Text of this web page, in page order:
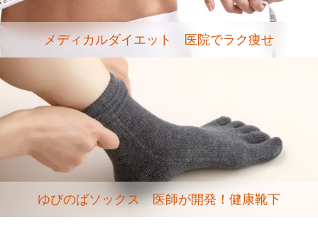
メディカルダイエット 医院でラク痩せ
ゆびのばソックス 医師が開発！健康靴下